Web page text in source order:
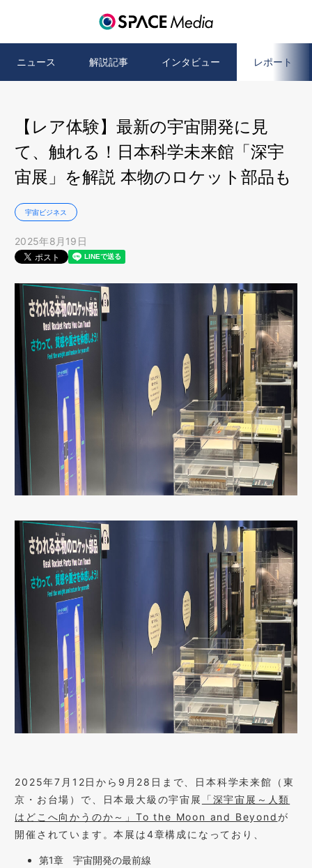
ニュース 解説記事 インタビュー レポート
【レア体験】最新の宇宙開発に見
て、触れる！日本科学未来館「深宇
宙展」を解説 本物のロケット部品も
宇宙ビジネス
2025年8月19日
2025年7月12日から9月28日まで、日本科学未来館（東
京・お台場）で、日本最大級の宇宙展
「深宇宙展～人類
はどこへ向かうのか～」To the Moon and Beyondが
開催されています。本展は4章構成になっており、
第1章 宇宙開発の最前線